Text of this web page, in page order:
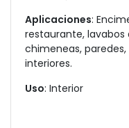
Aplicaciones:
restaurante,
chimeneas,
interiores.
Uso: Interior